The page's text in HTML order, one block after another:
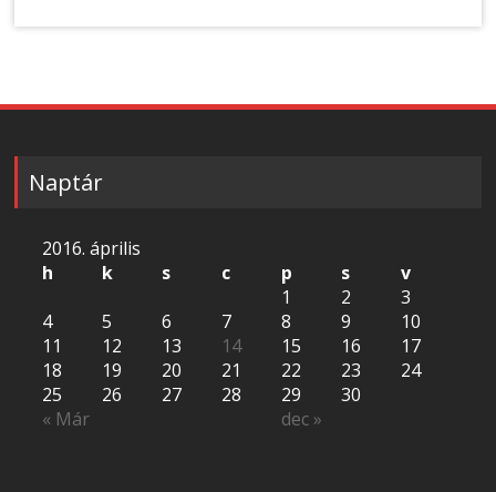
Naptár
2016. április
h
k s c p s v
« Már dec »
1 2
3
4
5 6 7 8 9
10
11
12 13 14 15 16
17
18
19 20 21 22 23
24
25
26 27 28 29 30